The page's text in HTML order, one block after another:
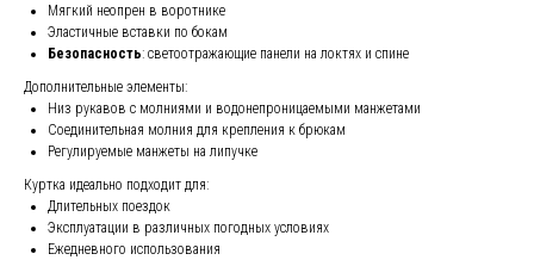
Мягкий неопрен в воротнике
Эластичные вставки по бокам
Безопасность: светоотражающие панели на локтях и спине
Дополнительные элементы:
Низ рукавов с молниями и водонепроницаемыми манжетами
Соединительная молния для крепления к брюкам
Регулируемые манжеты на липучке
Куртка идеально подходит для:
Длительных поездок
Эксплуатации в различных погодных условиях
Ежедневного использования